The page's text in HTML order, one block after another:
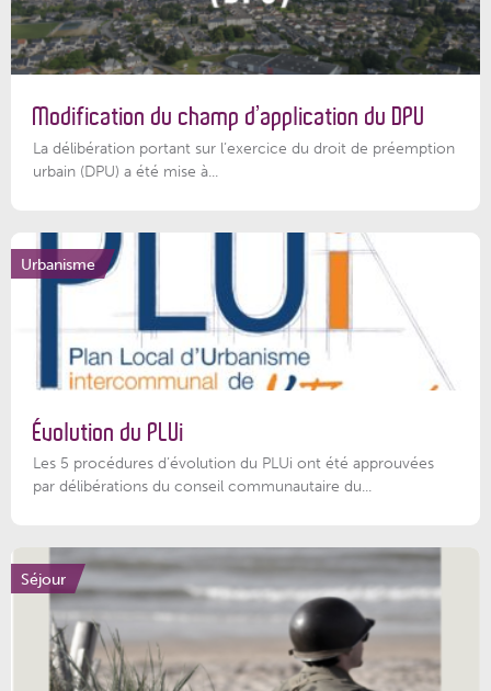
Modification du champ d’application du DPU
La délibération portant sur l’exercice du droit de préemption
urbain (DPU) a été mise à...
Urbanisme
Évolution du PLUi
Les 5 procédures d’évolution du PLUi ont été approuvées
par délibérations du conseil communautaire du...
Séjour